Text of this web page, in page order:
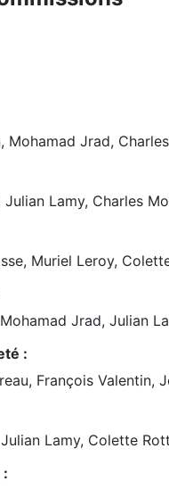
Mohamad Jrad,
Lamy, Charles
Muriel Leroy,
Jrad, Julian
:
François Valentin,
Lamy, Colette